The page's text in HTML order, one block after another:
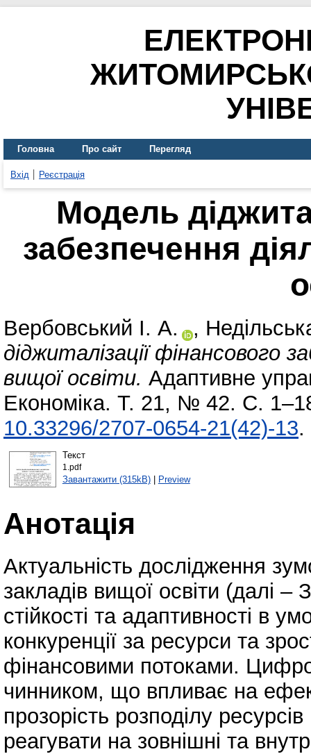
Головна Про сайт Перегляд
Вхід Реєстрація
Модель
забезпечення
Вербовський І. А. ,
діджиталізації фінансового
вищої освіти. Адаптивне
Економіка. Т. 21, № 42. С.
10.33296/2707-0654-21(42)-13.
Текст
1.pdf
Завантажити (315kB)| Preview
Анотація
Актуальність дослідження
закладів вищої освіти (далі
стійкості та адаптивності в
конкуренції за ресурси та
фінансовими потоками.
чинником, що впливає на
прозорість розподілу
реагувати на зовнішні та